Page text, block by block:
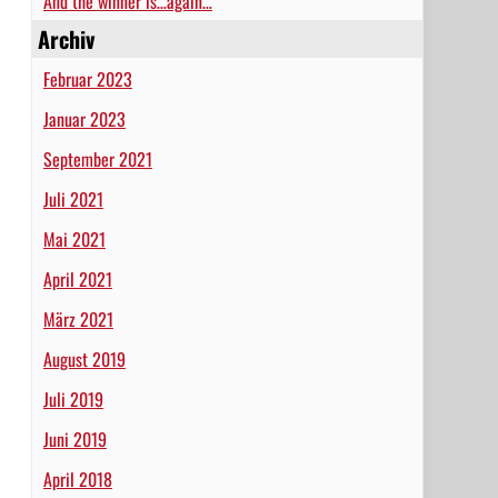
Archiv
Februar 2023
Januar 2023
September 2021
Juli 2021
Mai 2021
April 2021
März 2021
August 2019
Juli 2019
Juni 2019
April 2018